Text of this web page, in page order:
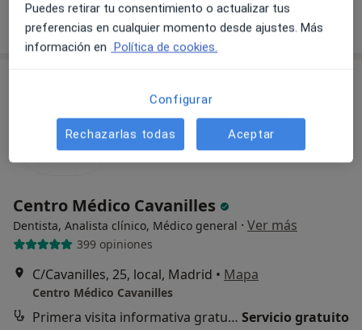
Pedir una cita
Centro Médico Cavanilles
Dentista, Analista clínico, Médico general · Ver más
399 opiniones
C/Cavanilles, 25, local, Madrid • Mapa
Centro Médico Cavanilles
Primera visita informativa gratuita Servicio gratuito
Puedes retirar tu consentimiento o actualizar tus
preferencias en cualquier momento desde ajustes. Más
información en Política de cookies.
Configurar
Rechazarlas todas Aceptar